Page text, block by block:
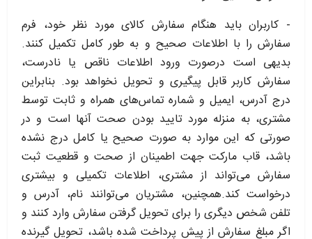
- کاربران باید هنگام سفارش کالای مورد نظر خود، فرم
سفارش را با اطلاعات صحیح و به طور کامل تکمیل کنند.
بدیهی است درصورت ورود اطلاعات ناقص یا نادرست،
سفارش کاربر قابل پیگیری و تحویل نخواهد بود. بنابراین
درج آدرس، ایمیل و شماره تماس‌های همراه و ثابت توسط
مشتری، به منزله مورد تایید بودن صحت آنها است و در
صورتی که این موارد به صورت صحیح یا کامل درج نشده
باشد، قاب مارکت جهت اطمینان از صحت و قطعیت ثبت
سفارش می‌تواند از مشتری، اطلاعات تکمیلی و بیشتری
درخواست کند.همچنین، مشتریان می‌توانند نام، آدرس و
تلفن شخص دیگری را برای تحویل گرفتن سفارش وارد کنند و
اگر مبلغ سفارش از پیش پرداخت شده باشد، تحویل گیرنده